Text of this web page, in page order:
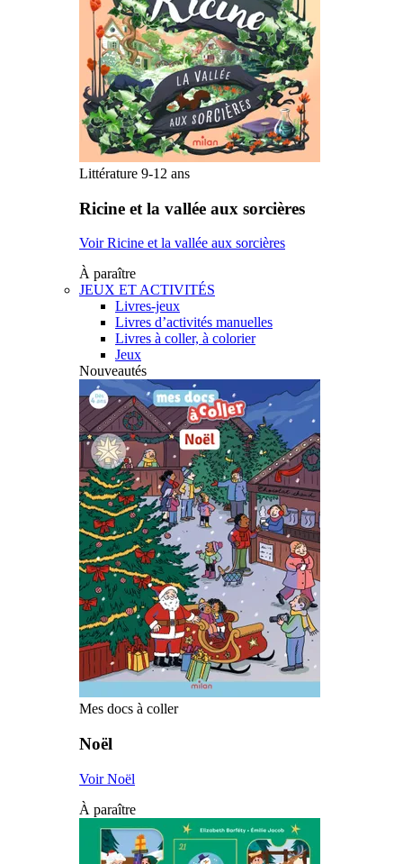
Littérature 9-12 ans
Ricine et la vallée aux sorcières
Voir Ricine et la vallée aux sorcières
À paraître
JEUX ET ACTIVITÉS
Livres-jeux
Livres d’activités manuelles
Livres à coller, à colorier
Jeux
Nouveautés
Mes docs à coller
Noël
Voir Noël
À paraître